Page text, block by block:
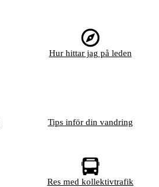
Hur hittar jag på leden
Tips inför din vandring
Res med kollektivtrafik